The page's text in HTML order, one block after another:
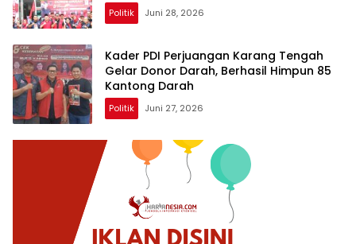
Politik Juni 28, 2026
Kader PDI Perjuangan Karang Tengah
Gelar Donor Darah, Berhasil Himpun 85
Kantong Darah
Politik Juni 27, 2026